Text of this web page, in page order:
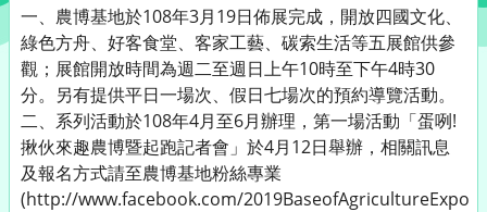
一、農博基地於108年3月19日佈展完成，開放四國文化、
綠色方舟、好客食堂、客家工藝、碳索生活等五展館供參
觀；展館開放時間為週二至週日上午10時至下午4時30
分。另有提供平日一場次、假日七場次的預約導覽活動。
二、系列活動於108年4月至6月辦理，第一場活動「蛋咧!
揪伙來趣農博暨起跑記者會」於4月12日舉辦，相關訊息
及報名方式請至農博基地粉絲專業
(http://www.facebook.com/2019BaseofAgricultureExpo/)